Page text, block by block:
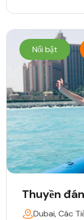
Nổi bật
Thuyền
Dubai, Các